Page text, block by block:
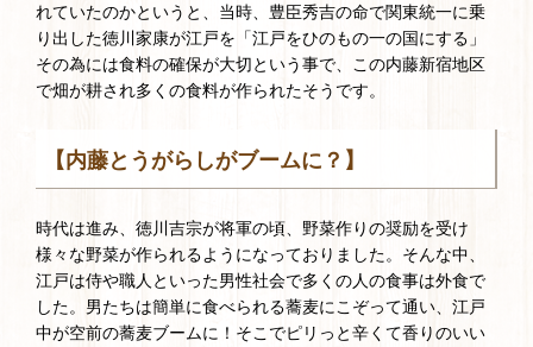
れていたのかというと、当時、豊臣秀吉の命で関東統一に乗
り出した徳川家康が江戸を「江戸をひのもの一の国にする」
その為には食料の確保が大切という事で、この内藤新宿地区
で畑が耕され多くの食料が作られたそうです。
【内藤とうがらしがブームに？】
時代は進み、徳川吉宗が将軍の頃、野菜作りの奨励を受け
様々な野菜が作られるようになっておりました。そんな中、
江戸は侍や職人といった男性社会で多くの人の食事は外食で
した。男たちは簡単に食べられる蕎麦にこぞって通い、江戸
中が空前の蕎麦ブームに！そこでピリっと辛くて香りのいい